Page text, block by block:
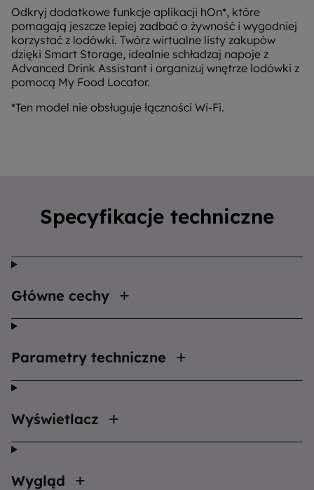
Odkryj dodatkowe funkcje aplikacji hOn*, które
pomagają jeszcze lepiej zadbać o żywność i wygodniej
korzystać z lodówki. Twórz wirtualne listy zakupów
dzięki Smart Storage, idealnie schładzaj napoje z
Advanced Drink Assistant i organizuj wnętrze lodówki z
pomocą My Food Locator.
*Ten model nie obsługuje łączności Wi-Fi.
Specyfikacje techniczne
Główne cechy
Parametry techniczne
Wyświetlacz
Wygląd